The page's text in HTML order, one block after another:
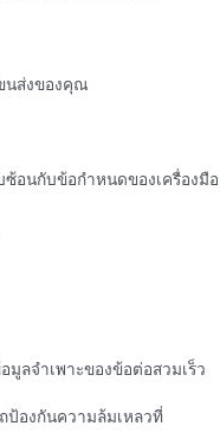
นส่งของคุณ
อนกับข้อกําหนดของเครื่องมือ
ลจําเพาะของข้อต่อสวมเร็ว
ป้องกันความล้มเหลวที่